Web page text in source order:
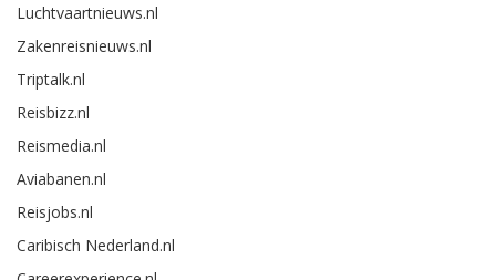
Luchtvaartnieuws.nl
Zakenreisnieuws.nl
Triptalk.nl
Reisbizz.nl
Reismedia.nl
Aviabanen.nl
Reisjobs.nl
Caribisch Nederland.nl